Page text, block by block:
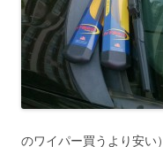
のワイパー買うより安い）